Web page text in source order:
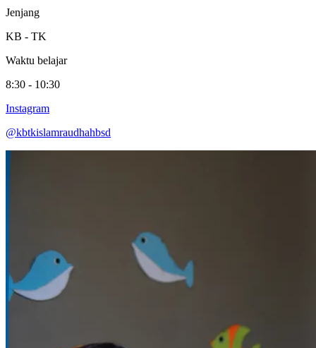
Jenjang
KB - TK
Waktu belajar
8:30 - 10:30
Instagram
@kbtkislamraudhahbsd